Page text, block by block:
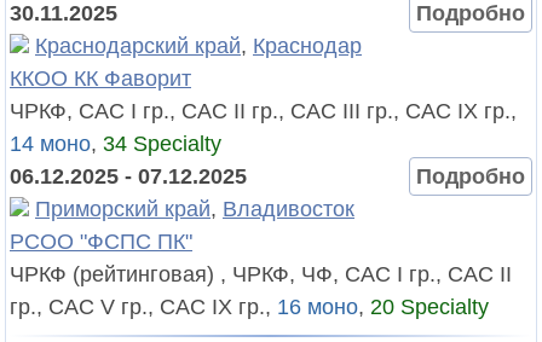
30.11.2025
Подробно
Краснодарский край, Краснодар
ККОО КК Фаворит
ЧРКФ, САС I гр., САС II гр., САС III гр., САС IX гр.,
14 моно, 34 Specialty
06.12.2025 - 07.12.2025
Подробно
Приморский край, Владивосток
РСОО "ФСПС ПК"
ЧРКФ (рейтинговая) , ЧРКФ, ЧФ, САС I гр., САС II
гр., САС V гр., САС IX гр., 16 моно, 20 Specialty